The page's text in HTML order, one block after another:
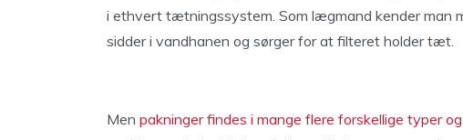
i ethvert tætningssystem. Som lægmand kender man
sidder i vandhanen og sørger for at filteret holder tæt.
Men pakninger findes i mange flere forskellige typer